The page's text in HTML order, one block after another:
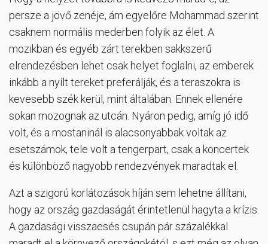
persze a jövő zenéje, ám egyelőre Mohammad szerint
csaknem normális mederben folyik az élet. A
mozikban és egyéb zárt terekben sakkszerű
elrendezésben lehet csak helyet foglalni, az emberek
inkább a nyílt tereket preferálják, és a teraszokra is
kevesebb szék kerül, mint általában. Ennek ellenére
sokan mozognak az utcán. Nyáron pedig, amíg jó idő
volt, és a mostaninál is alacsonyabbak voltak az
esetszámok, tele volt a tengerpart, csak a koncertek
és különböző nagyobb rendezvények maradtak el.
Azt a szigorú korlátozások híján sem lehetne állítani,
hogy az ország gazdaságát érintetlenül hagyta a krízis.
A gazdasági visszaesés csupán pár százalékkal